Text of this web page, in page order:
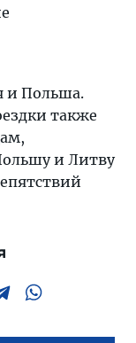
и Польша.
также
и Литву